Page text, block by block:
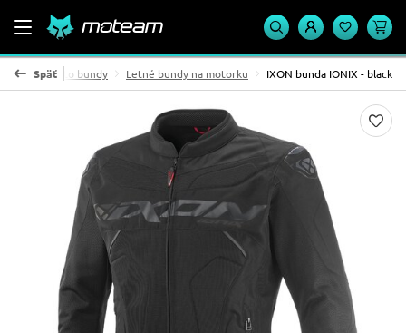
Späť
Pánske moto bundy Letné bundy na motorku IXON bunda IONIX - black